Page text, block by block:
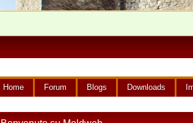
Home Forum Blogs Downloads